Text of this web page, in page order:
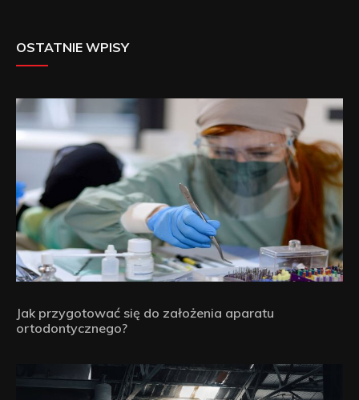
OSTATNIE WPISY
Jak przygotować się do założenia aparatu
ortodontycznego?